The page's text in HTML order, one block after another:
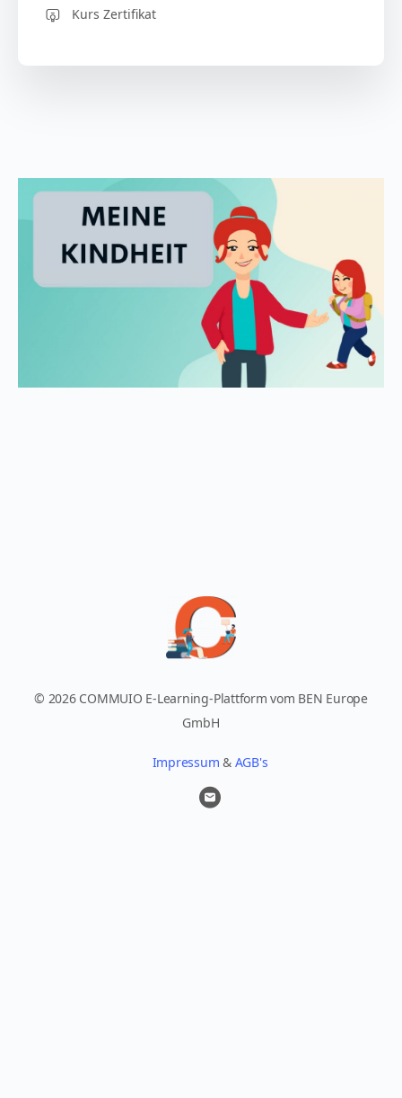
Kurs Zertifikat
© 2026 COMMUIO E-Learning-Plattform vom BEN Europe
GmbH
Impressum & AGB's